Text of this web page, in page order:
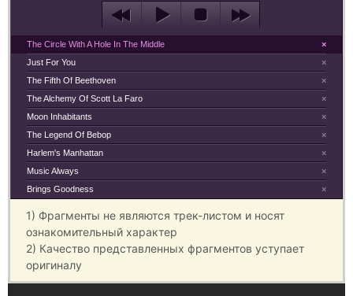
×
The Circle With A Hole In The Middle
×
Just For You
×
The Fifth Of Beethoven
×
The Alchemy Of Scott La Faro
×
Moon Inhabitants
×
The Legend Of Bebop
×
Harlem's Manhattan
×
Music Always
×
Brings Goodness
1) Фрагменты не являются трек-листом и носят
ознакомительный характер
2) Качество представленных фрагментов уступает
оригиналу